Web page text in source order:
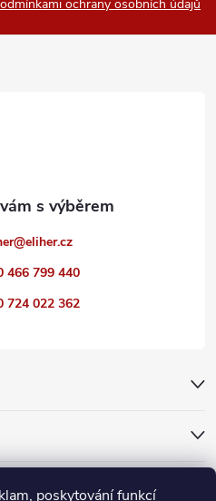
poskytování funkcí
ochrany osobních údajů
@eliher.cz
466 799 440
724 022 362